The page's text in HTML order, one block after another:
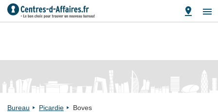
Bureau Picardie Boves